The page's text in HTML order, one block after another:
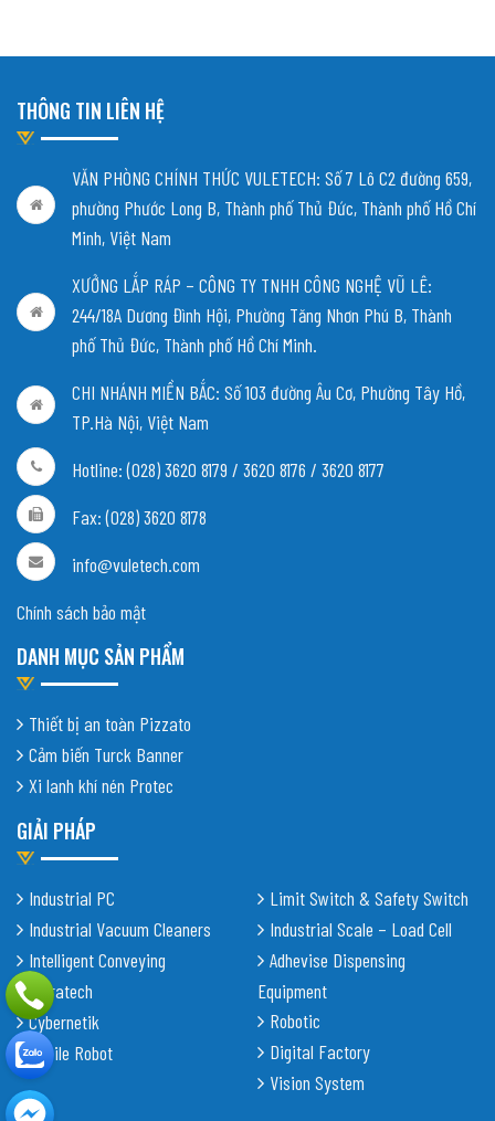
THÔNG TIN LIÊN HỆ
VĂN PHÒNG CHÍNH THỨC VULETECH: Số 7 Lô C2 đường 659,
phường Phước Long B, Thành phố Thủ Đức, Thành phố Hồ Chí
Minh, Việt Nam
XƯỞNG LẮP RÁP – CÔNG TY TNHH CÔNG NGHỆ VŨ LÊ:
244/18A Dương Đình Hội, Phường Tăng Nhơn Phú B, Thành
phố Thủ Đức, Thành phố Hồ Chí Minh.
CHI NHÁNH MIỀN BẮC: Số 103 đường Âu Cơ, Phường Tây Hồ,
TP.Hà Nội, Việt Nam
Hotline: (028) 3620 8179 / 3620 8176 / 3620 8177
Fax: (028) 3620 8178
info@vuletech.com
Chính sách bảo mật
DANH MỤC SẢN PHẨM
Thiết bị an toàn Pizzato
Cảm biến Turck Banner
Xi lanh khí nén Protec
GIẢI PHÁP
Industrial PC
Industrial Vacuum Cleaners
Intelligent Conveying
Shiratech
Cybernetik
Mobile Robot
Limit Switch & Safety Switch
Industrial Scale – Load Cell
Adhevise Dispensing
Equipment
Robotic
Digital Factory
Vision System